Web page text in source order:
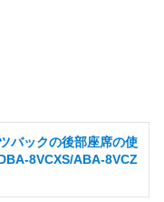
バックの後部座席の使
8VCXS/ABA-8VCZ